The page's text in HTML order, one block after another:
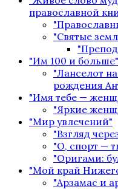
православной
"Святые
"Им 100 и больше"
"Ланселот
рождения
"Имя тебе —
"Яркие
"Мир увлечений"
"Взгляд
"О, спорт —
"Оригами:
"Мой край
"Арзамас и